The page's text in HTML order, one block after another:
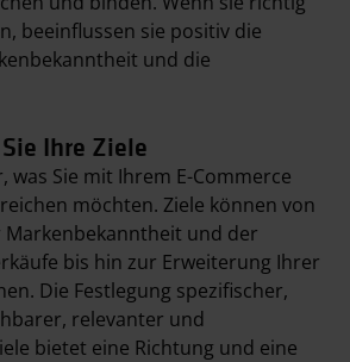
beeinflussen sie positiv die
und die
Ihre Ziele
was Sie mit Ihrem E-Commerce
möchten. Ziele können von
und der
bis hin zur Erweiterung Ihrer
Die Festlegung spezifischer,
relevanter und
bietet eine Richtung und eine